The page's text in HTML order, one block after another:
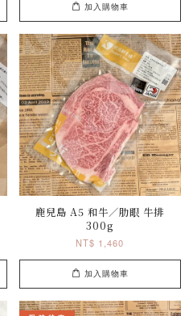
加入購物車
鹿兒島 A5 和牛／肋眼 牛排
300g
NT$ 1,460
加入購物車